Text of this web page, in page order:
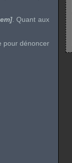
. Quant aux
pour dénoncer